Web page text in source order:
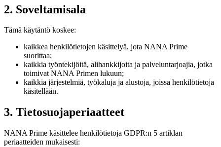
2. Soveltamisala
Tämä käytäntö koskee:
kaikkea henkilötietojen käsittelyä, jota NANA Prime
suorittaa;
kaikkia työntekijöitä, alihankkijoita ja palveluntarjoajia, jotka
toimivat NANA Primen lukuun;
kaikkia järjestelmiä, työkaluja ja alustoja, joissa henkilötietoja
käsitellään.
3. Tietosuojaperiaatteet
NANA Prime käsittelee henkilötietoja GDPR:n 5 artiklan
periaatteiden mukaisesti: